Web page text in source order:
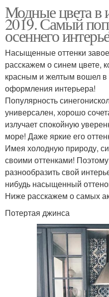
Модные цвета в
2019. Самый
осеннего
Насыщенные оттенки
расскажем о синем цвете,
красным и желтым вошел в
оформления интерьера!
Популярность
универсален, хорошо
излучает спокойную
море! Даже яркие его
Имея холодную природу,
своими оттенками!
разнообразить свой
нибудь насыщенный
Ниже расскажем о самых
Потертая джинса